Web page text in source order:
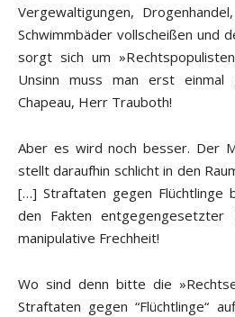
Vergewaltigungen,
Schwimmbäder vollscheißen und
sorgt sich um
Unsinn muss man erst einmal
Chapeau, Herr Trauboth!
Aber es wird noch besser. Der
stellt daraufhin schlicht in den
[…] Straftaten gegen Flüchtlinge
den Fakten entgegengesetzter
manipulative Frechheit!
Wo sind denn bitte die
Straftaten gegen “Flüchtlinge“